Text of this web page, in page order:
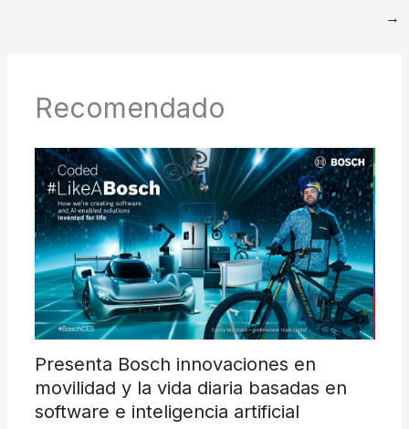
→
Recomendado
Presenta Bosch innovaciones en
movilidad y la vida diaria basadas en
software e inteligencia artificial